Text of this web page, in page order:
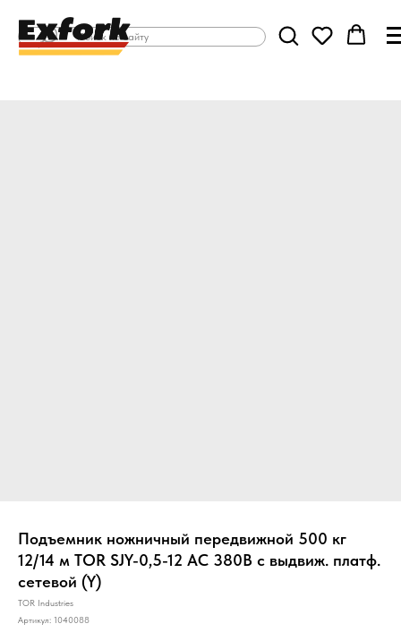
Подъемник ножничный передвижной 500 кг
12/14 м TOR SJY-0,5-12 AC 380В с выдвиж. платф.
сетевой (Y)
TOR Industries
Артикул: 1040088